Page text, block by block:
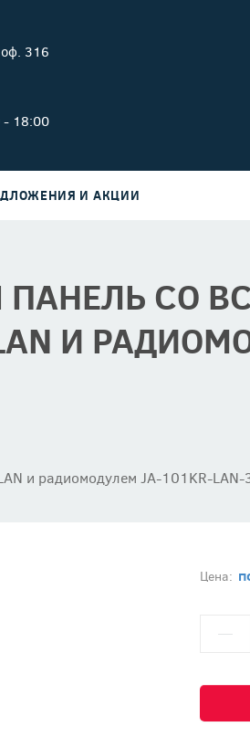
316
- 18:00
И АКЦИИ
СО
И
и радиомодулем JA-101KR-LAN-
Цена: